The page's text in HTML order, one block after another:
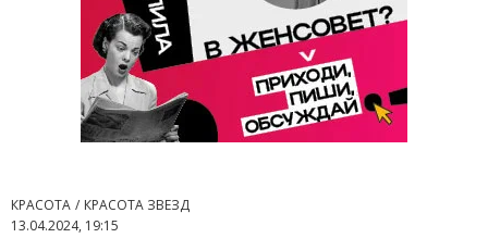
КРАСОТА
КРАСОТА ЗВЕЗД
13.04.2024, 19:15